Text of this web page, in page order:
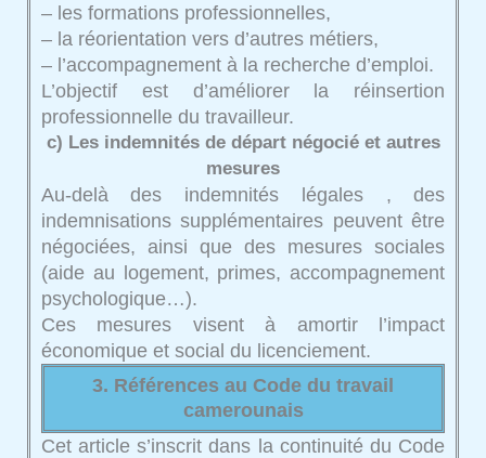
– les formations professionnelles,
– la réorientation vers d’autres métiers,
– l’accompagnement à la recherche d’emploi.
L’objectif est d’améliorer la réinsertion
professionnelle du travailleur.
c) Les indemnités de départ négocié et autres
mesures
Au-delà des indemnités légales , des
indemnisations supplémentaires peuvent être
négociées, ainsi que des mesures sociales
(aide au logement, primes, accompagnement
psychologique…).
Ces mesures visent à amortir l’impact
économique et social du licenciement.
3. Références au Code du travail
camerounais
Cet article s’inscrit dans la continuité du Code